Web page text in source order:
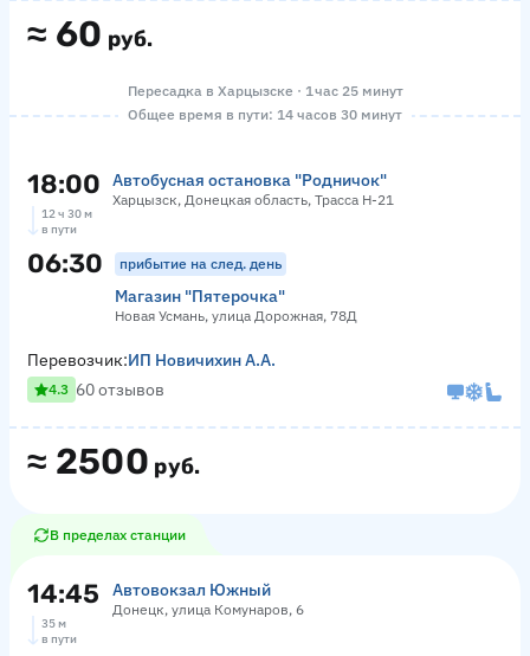
≈ 60 руб.
Пересадка в Харцызске · 1 час 25 минут
Общее время в пути: 14 часов 30 минут
18:00 Автобусная остановка "Родничок"
Харцызск, Донецкая область, Трасса Н-21
12 ч 30 м
в пути
06:30 прибытие на след. день
Магазин "Пятерочка"
Новая Усмань, улица Дорожная, 78Д
≈ 2500 руб.
Перевозчик:ИП Новичихин А.А.
4.3 60 отзывов
В пределах станции
14:45 Автовокзал Южный
Донецк, улица Комунаров, 6
35 м
в пути